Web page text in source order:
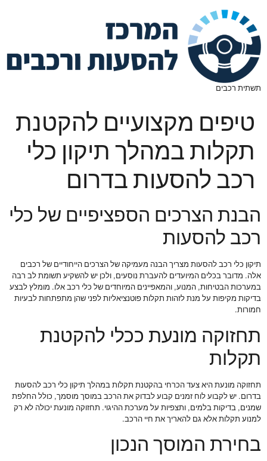
תשתית רכבים
טיפים מקצועיים להקטנת
תקלות במהלך תיקון כלי
רכב להסעות בדרום
הבנת הצרכים הספציפיים של כלי
רכב להסעות
תיקון כלי רכב להסעות מצריך הבנה מעמיקה של הצרכים הייחודיים של רכבים
אלה. מדובר בכלים המיועדים להעברת נוסעים, ולכן יש להשקיע תשומת לב רבה
במערכות הבטיחות, המנוע, והמאפיינים המיוחדים של כלי רכב אלו. מומלץ לבצע
בדיקות מקיפות על מנת לזהות תקלות פוטנציאליות לפני שהן מתפתחות לבעיות
חמורות.
תחזוקה מונעת ככלי להקטנת
תקלות
תחזוקה מונעת היא צעד הכרחי בהקטנת תקלות במהלך תיקון כלי רכב להסעות
בדרום. יש לקבוע לוח זמנים קבוע לבדוק את הרכב במוסך מוסמך, כולל החלפת
שמנים, בדיקות בלמים, ותצפיות על מערכת ההיגוי. תחזוקה מונעת יכולה לא רק
למנוע תקלות אלא גם להאריך את חיי הרכב.
בחירת המוסך הנכון